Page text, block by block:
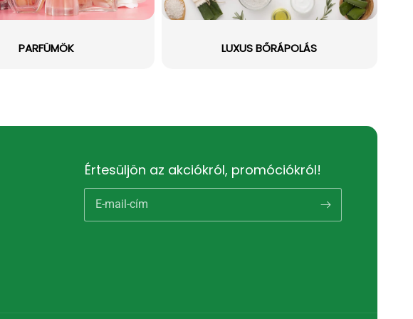
PARFÜMÖK LUXUS BŐRÁPOLÁS
Értesüljön az akciókról, promóciókról!
E-mail-cím